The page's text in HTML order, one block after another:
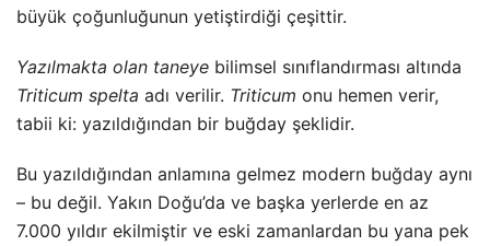
büyük çoğunluğunun yetiştirdiği çeşittir.
Yazılmakta olan taneye bilimsel sınıflandırması altında
Triticum spelta adı verilir. Triticum onu hemen verir,
tabii ki: yazıldığından bir buğday şeklidir.
Bu yazıldığından anlamına gelmez modern buğday aynı
– bu değil. Yakın Doğu’da ve başka yerlerde en az
7.000 yıldır ekilmiştir ve eski zamanlardan bu yana pek